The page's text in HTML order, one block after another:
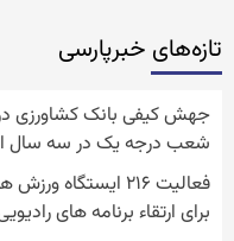
تازه‌‏های خبرپارسی
جهش کیفی بانک کشاورزی
شعب درجه یک در سه سال
فعالیت ۲۱۶
برای ارتقاء برنامه های